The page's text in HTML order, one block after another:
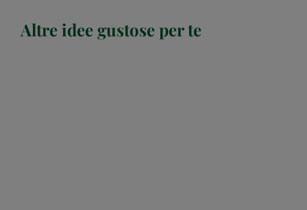
Altre idee gustose per te